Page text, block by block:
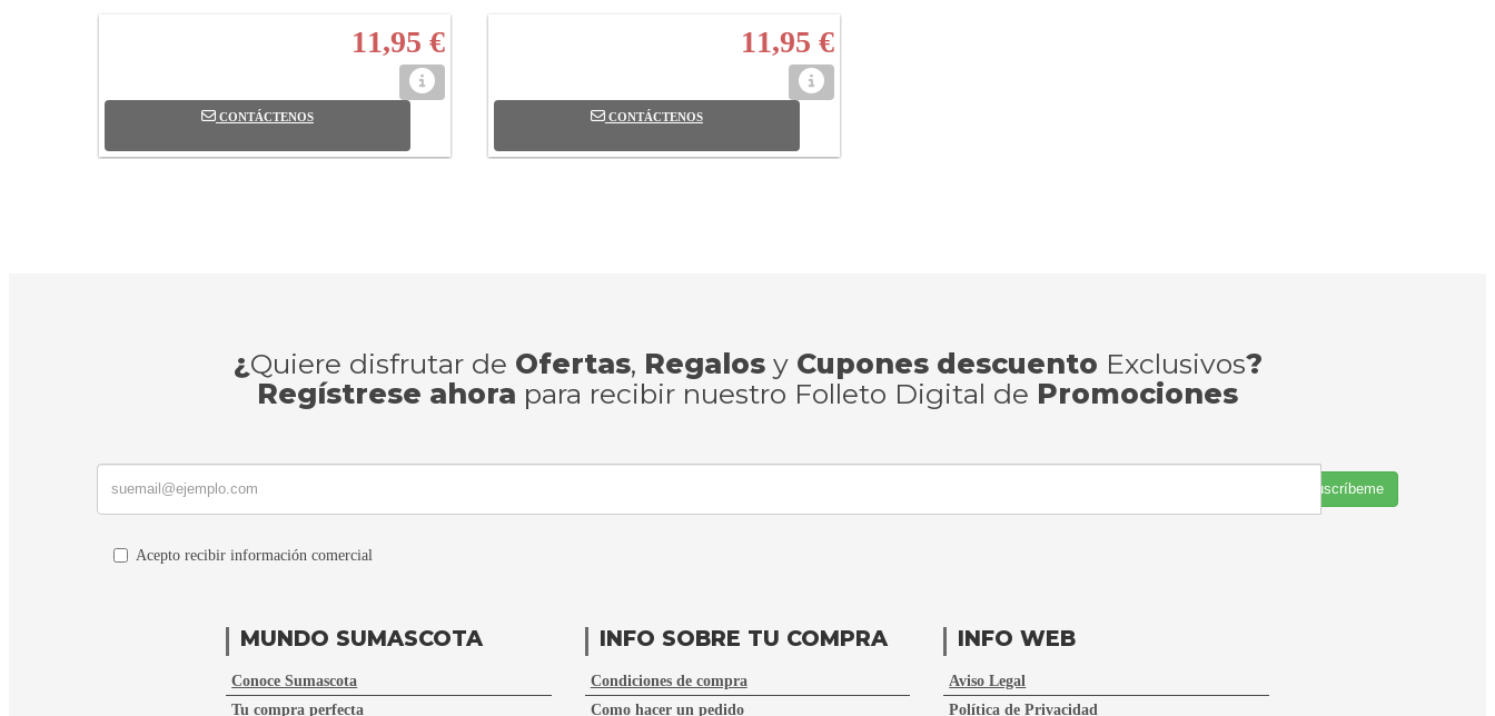
11,95 €
CONTÁCTENOS
11,95 €
CONTÁCTENOS
¿Quiere disfrutar de Ofertas, Regalosy Cupones descuento Exclusivos?
Regístrese ahora para recibir nuestro Folleto Digital de Promociones
Suscríbeme
Acepto recibir información comercial
MUNDO SUMASCOTA
Conoce Sumascota
Tu compra perfecta
INFO SOBRE TU COMPRA
Condiciones de compra
Como hacer un pedido
INFO WEB
Aviso Legal
Política de Privacidad